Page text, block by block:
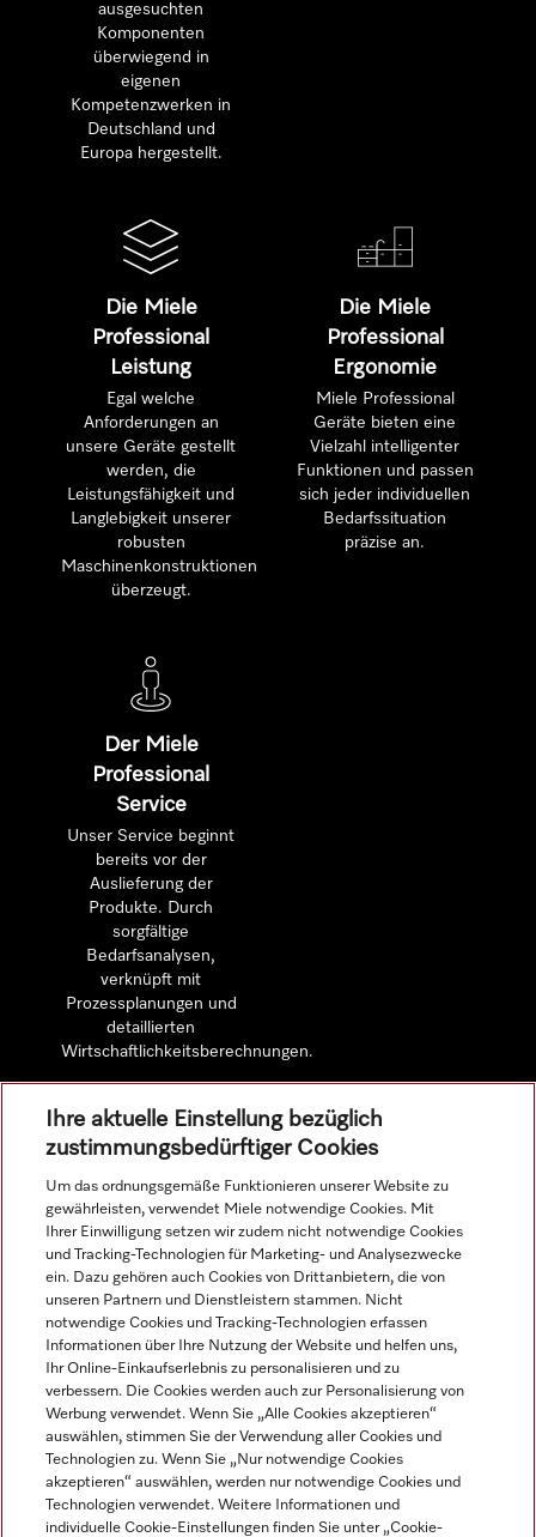
ausgesuchten
Komponenten
überwiegend in
eigenen
Kompetenzwerken in
Deutschland und
Europa hergestellt.
Die Miele
Professional
Leistung
Egal welche
Anforderungen an
unsere Geräte gestellt
werden, die
Leistungsfähigkeit und
Langlebigkeit unserer
robusten
Maschinenkonstruktionen
überzeugt.
Die Miele
Professional
Ergonomie
Miele Professional
Geräte bieten eine
Vielzahl intelligenter
Funktionen und passen
sich jeder individuellen
Bedarfssituation
präzise an.
Der Miele
Professional
Service
Unser Service beginnt
bereits vor der
Auslieferung der
Produkte. Durch
sorgfältige
Bedarfsanalysen,
verknüpft mit
Prozessplanungen und
detaillierten
Wirtschaftlichkeitsberechnungen.
Mehr erfahren
Navigation
Service
Ihre aktuelle Einstellung bezüglich
zustimmungsbedürftiger Cookies
Um das ordnungsgemäße Funktionieren unserer Website zu
gewährleisten, verwendet Miele notwendige Cookies. Mit
Ihrer Einwilligung setzen wir zudem nicht notwendige Cookies
und Tracking-Technologien für Marketing- und Analysezwecke
ein. Dazu gehören auch Cookies von Drittanbietern, die von
unseren Partnern und Dienstleistern stammen. Nicht
notwendige Cookies und Tracking-Technologien erfassen
Informationen über Ihre Nutzung der Website und helfen uns,
Ihr Online-Einkaufserlebnis zu personalisieren und zu
verbessern. Die Cookies werden auch zur Personalisierung von
Werbung verwendet. Wenn Sie „Alle Cookies akzeptieren“
auswählen, stimmen Sie der Verwendung aller Cookies und
Technologien zu. Wenn Sie „Nur notwendige Cookies
akzeptieren“ auswählen, werden nur notwendige Cookies und
Technologien verwendet. Weitere Informationen und
individuelle Cookie-Einstellungen finden Sie unter „Cookie-